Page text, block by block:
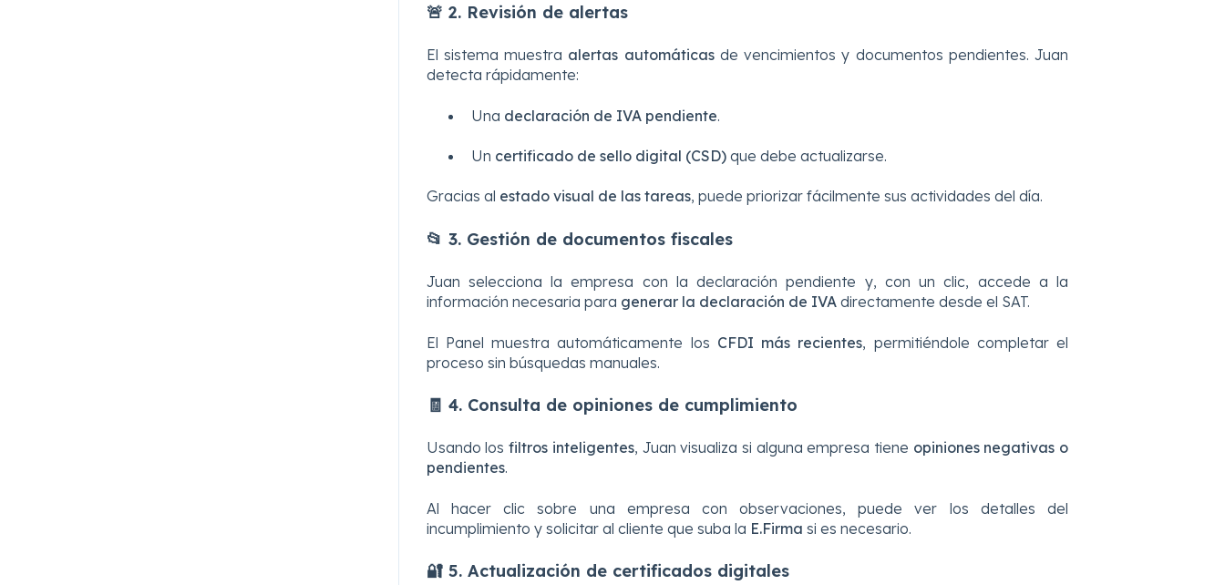
🚨 2. Revisión de alertas
El sistema muestra alertas automáticasde vencimientos y documentos pendientes. Juan
detecta rápidamente:
Una declaración de IVA pendiente.
Un certificado de sello digital (CSD)que debe actualizarse.
Gracias al estado visual de las tareas, puede priorizar fácilmente sus actividades del día.
📂 3. Gestión de documentos fiscales
Juan selecciona la empresa con la declaración pendiente y, con un clic, accede a la
información necesaria para generar la declaración de IVAdirectamente desde el SAT.
El Panel muestra automáticamente los CFDI más recientes, permitiéndole completar el
proceso sin búsquedas manuales.
🧾 4. Consulta de opiniones de cumplimiento
Usando losfiltros inteligentes, Juan visualiza si alguna empresa tiene opiniones negativas o
pendientes.
Al hacer clic sobre una empresa con observaciones, puede ver los detalles del
incumplimiento y solicitar al cliente que suba la E.Firma si es necesario.
🔐 5. Actualización de certificados digitales